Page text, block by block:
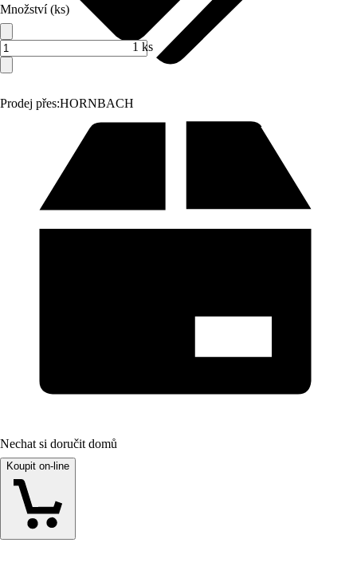
Prodej přes:HORNBACH
Množství (ks)
1 ks
Nechat si doručit domů
Koupit on-line